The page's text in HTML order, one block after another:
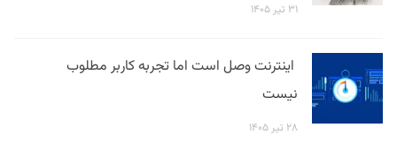
۳۱ تیر ۱۴۰۵
اینترنت وصل است اما تجربه کاربر مطلوب
نیست
۲۸ تیر ۱۴۰۵